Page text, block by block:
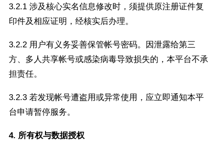
3.2.1 涉及核心实名信息修改时，须提供原注册证件复
印件及相应证明，经核实后办理。
3.2.2 用户有义务妥善保管帐号密码。因泄露给第三
方、多人共享帐号或感染病毒导致损失的，本平台不承
担责任。
3.2.3 若发现帐号遭盗用或异常使用，应立即通知本平
台申请暂停服务。
4. 所有权与数据授权